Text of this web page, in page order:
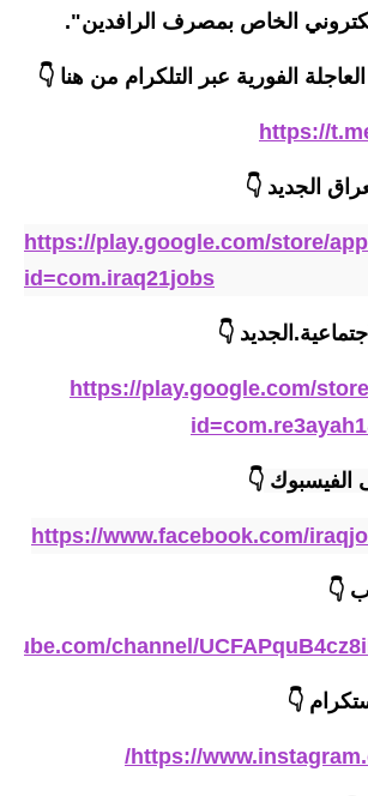
المرحلة الاعدادية
اسئلة وزارية
المرحلة الاعدادية
مرشحات
المرحلة المتوسطة
كتب مدرسية
المرحلة المتوسطة
ملازم دراسية
الخاص بمصرف الرافدين".
الفورية عبر التلكرام من هنا 👇
https://
الجديد 👇
https://play.google.com/store/
id=com.iraq21jobs
. الجديد 👇
https://play.google.com/
الفيسبوك 👇
https://www.facebook.com/
👇
channel/
👇
https://